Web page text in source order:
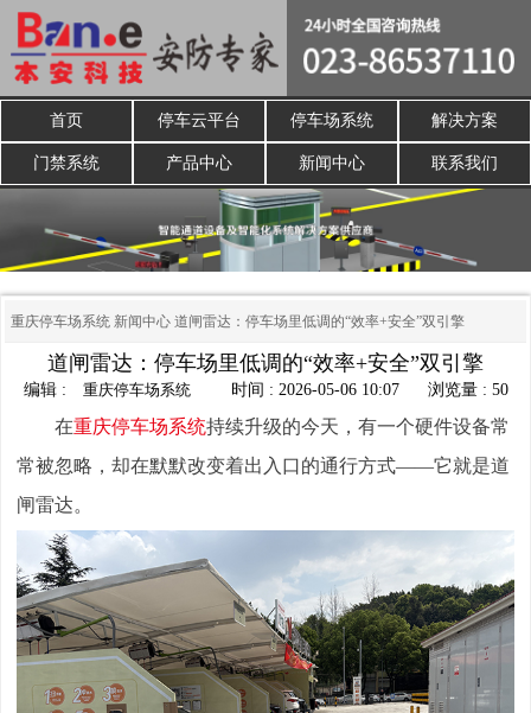
首页 停车云平台 停车场系统 解决方案
门禁系统 产品中心 新闻中心 联系我们
重庆停车场系统 新闻中心 道闸雷达：停车场里低调的“效率+安全”双引擎
道闸雷达：停车场里低调的“效率+安全”双引擎
编辑 : 重庆停车场系统 时间 : 2026-05-06 10:07 浏览量 : 50
在重庆停车场系统持续升级的今天，有一个硬件设备常
常被忽略，却在默默改变着出入口的通行方式——它就是道
闸雷达。